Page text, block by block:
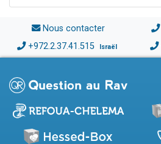
Nous contacter
+972.2.37.41.515 Israël